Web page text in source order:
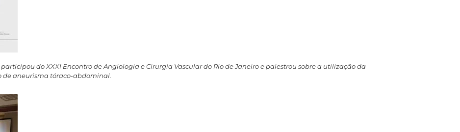
do XXXI Encontro de Angiologia e Cirurgia Vascular do Rio de Janeiro e palestrou sobre a utilização da
aneurisma tóraco-abdominal.